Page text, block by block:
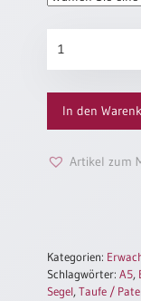
Neuerscheinungen
Sortimente
Jahreslosung
für
Jugendliche
„Segel“
Menge
In den
Artikel zum
Kategorien:
Schlagwörter:A5,
Segel,Taufe /